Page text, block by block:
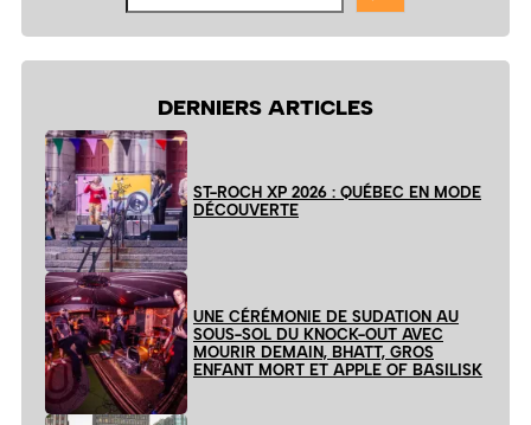
DERNIERS ARTICLES
ST-ROCH XP 2026 : QUÉBEC EN MODE
DÉCOUVERTE
UNE CÉRÉMONIE DE SUDATION AU
SOUS-SOL DU KNOCK-OUT AVEC
MOURIR DEMAIN, BHATT, GROS
ENFANT MORT ET APPLE OF BASILISK